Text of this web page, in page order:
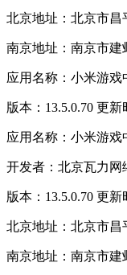
北京地址：北京市昌
南京地址：南京市建
应用名称：小米游戏
版本：13.5.0.70 更新
应用名称：小米游戏
开发者：北京瓦力网
版本：13.5.0.70 更新
北京地址：北京市昌
南京地址：南京市建